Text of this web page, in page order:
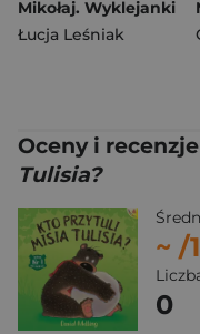
Mikołaj. Wyklejanki
Łucja Leśniak
Oceny i
Tulisia?
~ /
0